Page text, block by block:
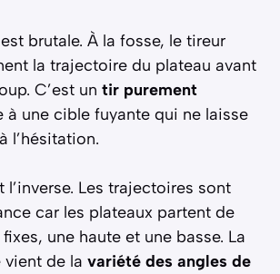
brutale. À la fosse, le tireur
la trajectoire du plateau avant
C’est un tir purement
à une cible fuyante qui ne laisse
l’hésitation.
l’inverse. Les trajectoires sont
car les plateaux partent de
une haute et une basse. La
de la variété des angles de